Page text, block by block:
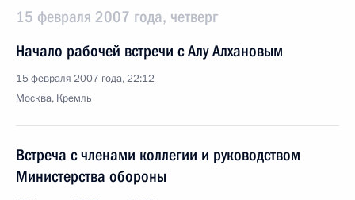
15 февраля 2007 года, четверг
Начало рабочей встречи с Алу Алхановым
15 февраля 2007 года, 22:12
Москва, Кремль
Встреча с членами коллегии и руководством
Министерства обороны